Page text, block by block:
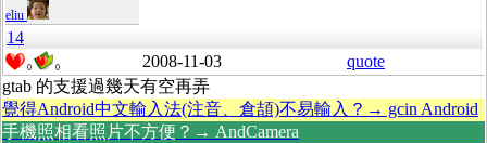
eliu
14
0 0 2008-11-03
quote
gtab 的支援過幾天有空再弄
覺得Android中文輸入法(注音、倉頡)不易輸入？→ gcin Android
手機照相看照片不方便？→ AndCamera